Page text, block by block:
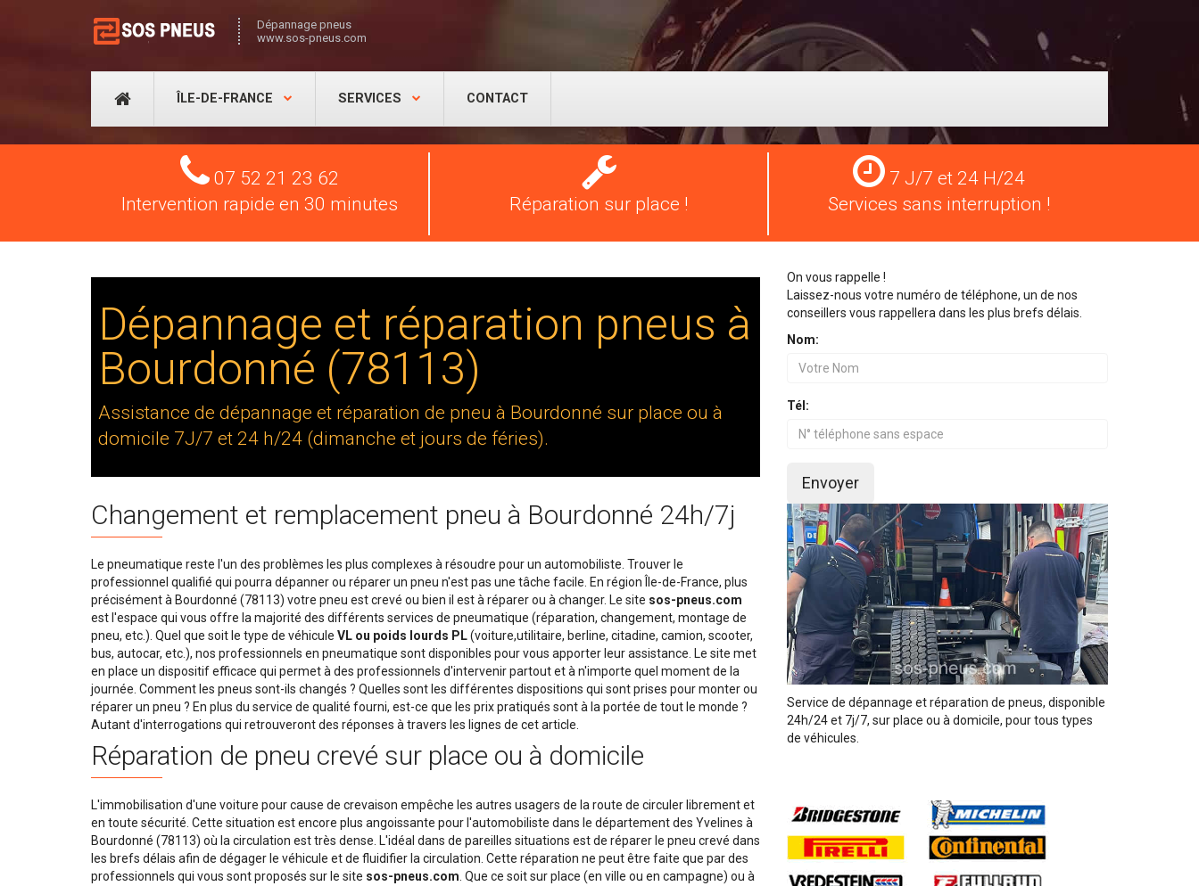
Dépannage pneus
www.sos-pneus.com
ÎLE-DE-FRANCE SERVICES CONTACT
Tel
07 52 21 23 62
Intervention rapide en 30 minutes
Réparation
pneus
Réparation sur place !
Services
24
H/24
7 J/7 et 24 H/24
Services sans interruption !
Dépannage et réparation pneus à
Bourdonné (78113)
Assistance de dépannage et réparation de pneu à Bourdonné sur place ou à
domicile 7J/7 et 24 h/24 (dimanche et jours de féries).
Changement et remplacement pneu à Bourdonné 24h/7j
Le pneumatique reste l'un des problèmes les plus complexes à résoudre pour un automobiliste. Trouver le
professionnel qualifié qui pourra dépanner ou réparer un pneu n'est pas une tâche facile. En région Île-de-France, plus
précisément à Bourdonné (78113) votre pneu est crevé ou bien il est à réparer ou à changer. Le site sos-pneus.com
est l'espace qui vous offre la majorité des différents services de pneumatique (réparation, changement, montage de
pneu, etc.). Quel que soit le type de véhicule VL ou poids lourds PL(voiture,utilitaire, berline, citadine, camion, scooter,
bus, autocar, etc.), nos professionnels en pneumatique sont disponibles pour vous apporter leur assistance. Le site met
en place un dispositif efficace qui permet à des professionnels d'intervenir partout et à n'importe quel moment de la
journée. Comment les pneus sont-ils changés ? Quelles sont les différentes dispositions qui sont prises pour monter ou
réparer un pneu ? En plus du service de qualité fourni, est-ce que les prix pratiqués sont à la portée de tout le monde ?
Autant d'interrogations qui retrouveront des réponses à travers les lignes de cet article.
Réparation de pneu crevé sur place ou à domicile
L'immobilisation d'une voiture pour cause de crevaison empêche les autres usagers de la route de circuler librement et
en toute sécurité. Cette situation est encore plus angoissante pour l'automobiliste dans le département des Yvelines à
Bourdonné (78113) où la circulation est très dense. L'idéal dans de pareilles situations est de réparer le pneu crevé dans
les brefs délais afin de dégager le véhicule et de fluidifier la circulation. Cette réparation ne peut être faite que par des
professionnels qui vous sont proposés sur le site sos-pneus.com . Que ce soit sur place (en ville ou en campagne) ou à
On vous rappelle !
Laissez-nous votre numéro de téléphone, un de nos
conseillers vous rappellera dans les plus brefs délais.
Nom:
Tél:
Envoyer
Service de dépannage et réparation de pneus, disponible
24h/24 et 7j/7, sur place ou à domicile, pour tous types
de véhicules.